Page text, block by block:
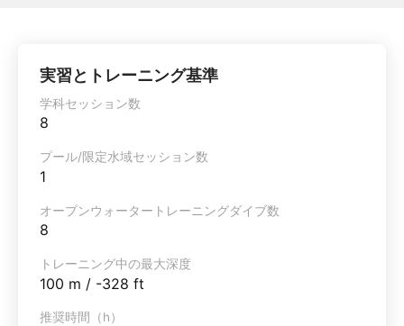
実習とトレーニング基準
学科セッション数
8
プール/限定水域セッション数
1
オープンウォータートレーニングダイブ数
8
トレーニング中の最大深度
100 m / -328 ft
推奨時間（h）